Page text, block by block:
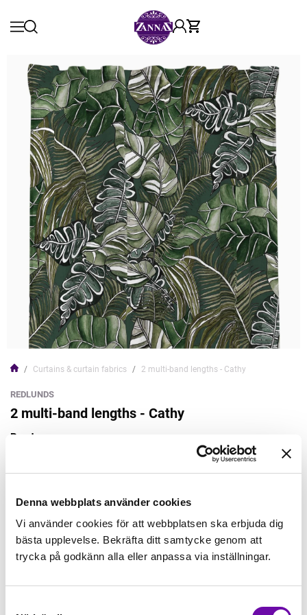
Denna webbplats använder cookies
Vi använder cookies för att webbplatsen ska erbjuda dig
bästa upplevelse. Bekräfta ditt samtycke genom att
trycka på godkänn alla eller anpassa via inställningar.
Curtains & curtain fabrics 2 multi-band lengths - Cathy
REDLUNDS
2 multi-band lengths - Cathy
Read more
Notify me
Notify on restock